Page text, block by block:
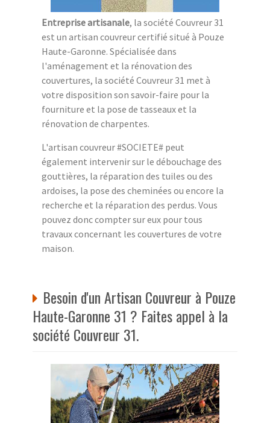
Entreprise artisanale, la société Couvreur 31
est un artisan couvreur certifié situé à Pouze
Haute-Garonne. Spécialisée dans
l'aménagement et la rénovation des
couvertures, la société Couvreur 31 met à
votre disposition son savoir-faire pour la
fourniture et la pose de tasseaux et la
rénovation de charpentes.
L'artisan couvreur #SOCIETE# peut
également intervenir sur le débouchage des
gouttières, la réparation des tuiles ou des
ardoises, la pose des cheminées ou encore la
recherche et la réparation des perdus. Vous
pouvez donc compter sur eux pour tous
travaux concernant les couvertures de votre
maison.
Besoin d'un Artisan Couvreur à Pouze
Haute-Garonne 31 ? Faites appel à la
société Couvreur 31.